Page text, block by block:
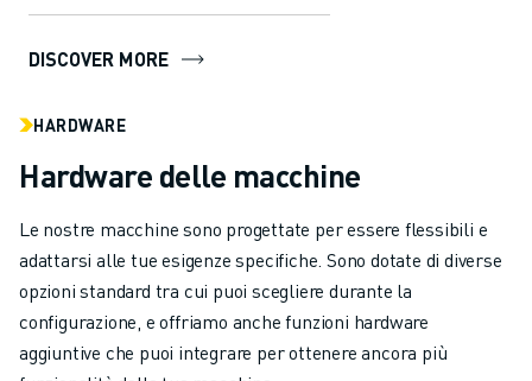
unparalleled...
DISCOVER MORE
HARDWARE
Hardware delle macchine
Le nostre macchine sono progettate per essere flessibili e
adattarsi alle tue esigenze specifiche. Sono dotate di diverse
opzioni standard tra cui puoi scegliere durante la
configurazione, e offriamo anche funzioni hardware
aggiuntive che puoi integrare per ottenere ancora più